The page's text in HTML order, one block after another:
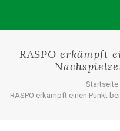
RASPO erkämpft
Startseite
RASPO erkämpft einen Punkt